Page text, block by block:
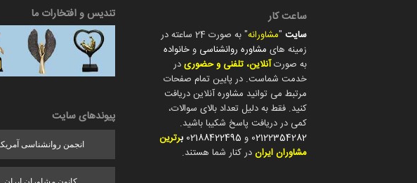
ساعت کار
سایت "مشاورانه
" به صورت 24 ساعته در
زمینه های مشاوره روانشناسی و خانواده
به صورتآنلاین، تلفنی و حضوریدر
خدمت شماست. در پایین تمام صفحات
مرتبط می توانید مشاوره آنلاین دریافت
کنید. فقط به دلیل تعداد بالای سوالات،
کمی در دریافت پاسخ شکیبا باشید.
02122354282 و 02188422495 برترین
مشاوران ایراندر کنار شما هستند.
تندیس و افتخارات ما
پیوندهای سایت
انجمن روانشناسی